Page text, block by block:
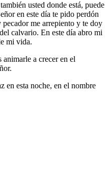
usted donde está, puede
en este día te pido perdón
me arrepiento y te doy
calvario. En este día abro mi
mi vida.
animarle a crecer en el
en esta noche, en el nombre